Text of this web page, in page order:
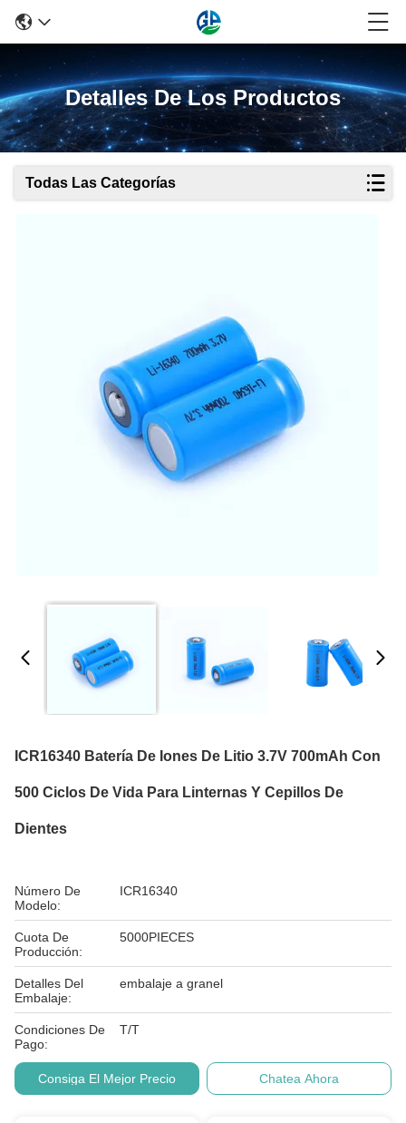
Detalles De Los Productos
Todas Las Categorías
ICR16340 Batería De Iones De Litio 3.7V 700mAh Con
500 Ciclos De Vida Para Linternas Y Cepillos De
Dientes
Número De
Modelo:
ICR16340
Cuota De
Producción:
5000PIECES
Detalles Del
Embalaje:
embalaje a granel
Condiciones De
Pago:
T/T
Consiga El Mejor Precio Chatea Ahora